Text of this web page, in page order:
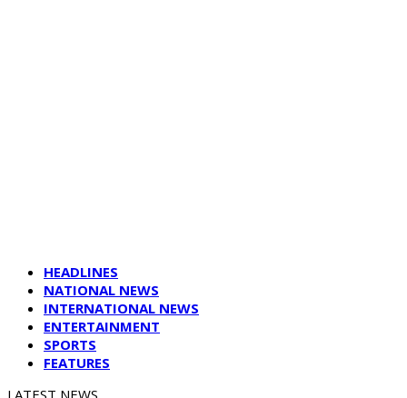
HEADLINES
NATIONAL NEWS
INTERNATIONAL NEWS
ENTERTAINMENT
SPORTS
FEATURES
LATEST NEWS